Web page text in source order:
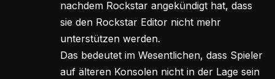
nachdem Rockstar angekündigt hat, dass
sie den Rockstar Editor nicht mehr
unterstützen werden.
Das bedeutet im Wesentlichen, dass Spieler
auf älteren Konsolen nicht in der Lage sein